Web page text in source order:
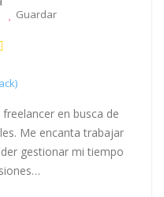
Guardar
en busca de
Me encanta trabajar
gestionar mi tiempo